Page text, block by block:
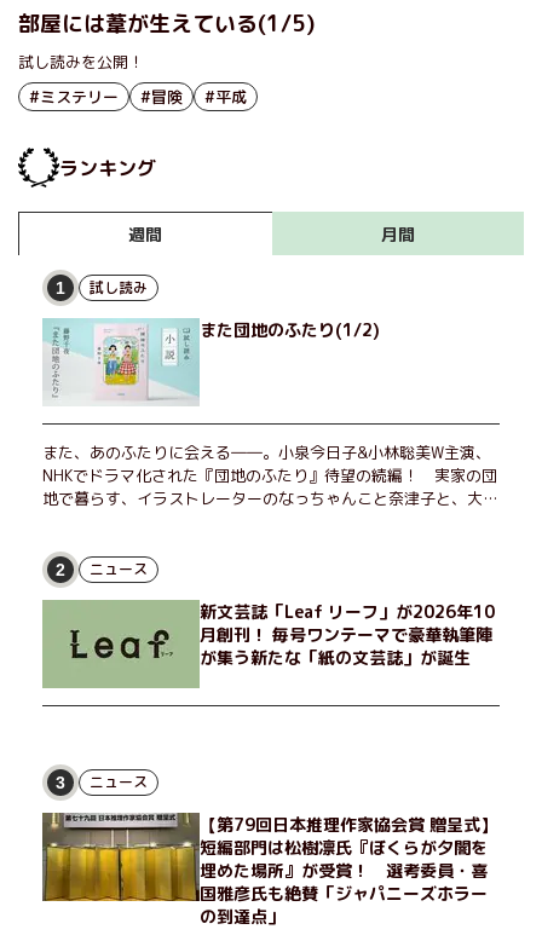
部屋には葦が生えている(1/5)
試し読みを公開！
#ミステリー
#冒険 #平成
ランキング
週間 月間
1 試し読み
また団地のふたり(1/2)
また、あのふたりに会える――。小泉今日子&小林聡美W主演、
NHKでドラマ化された『団地のふたり』待望の続編！ 実家の団
地で暮らす、イラストレーターのなっちゃんこと奈津子と、大学
げたり、部屋でふたりだけの「台湾映画祭」を催したり。50代
独身、幼なじみの変わらぬ友情とささやかな幸せの日々を描く。
2 ニュース
新文芸誌「Leaf リーフ」が2026年10
月創刊！ 毎号ワンテーマで豪華執筆陣
が集う新たな「紙の文芸誌」が誕生
3 ニュース
【第79回日本推理作家協会賞 贈呈式】
短編部門は松樹凛氏『ぼくらが夕闇を
埋めた場所』が受賞！ 選考委員・喜
国雅彦氏も絶賛「ジャパニーズホラー
の到達点」